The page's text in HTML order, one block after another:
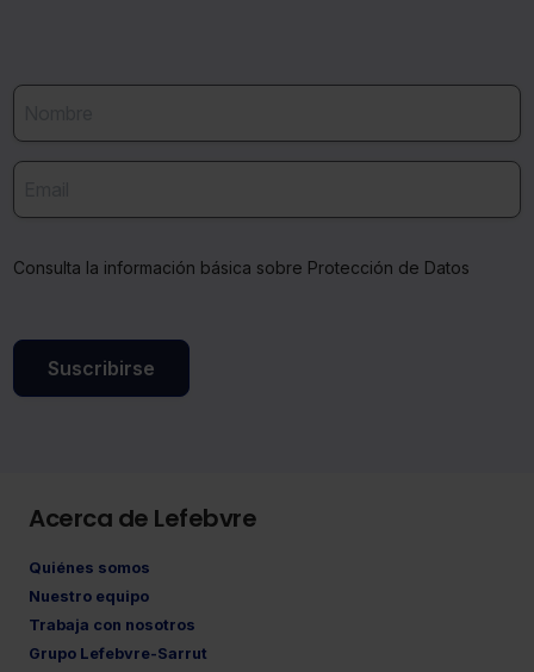
Consulta la información básica sobre Protección de Datos
Suscribirse
Acerca de Lefebvre
Quiénes somos
Nuestro equipo
Trabaja con nosotros
Grupo Lefebvre-Sarrut